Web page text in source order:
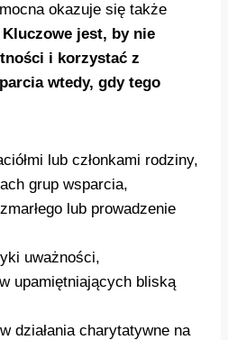
okazuje się także
Kluczowe jest, by nie
i korzystać z
wtedy, gdy tego
lub członkami rodziny,
grup wsparcia,
lub prowadzenie
uważności,
upamiętniających bliską
działania charytatywne na